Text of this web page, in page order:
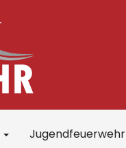
Jugendfeuerwehr